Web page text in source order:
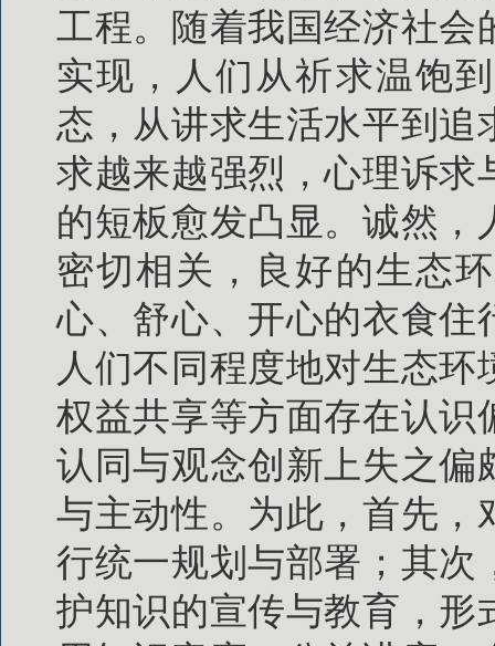
工程。随着我国经济社会
实现，人们从祈求温饱
态，从讲求生活水平到
求越来越强烈，心理诉求
的短板愈发凸显。诚然
密切相关，良好的生态
心、舒心、开心的衣食住
人们不同程度地对生态
权益共享等方面存在认识
认同与观念创新上失之偏
与主动性。为此，首先，
行统一规划与部署；其次
护知识的宣传与教育，形